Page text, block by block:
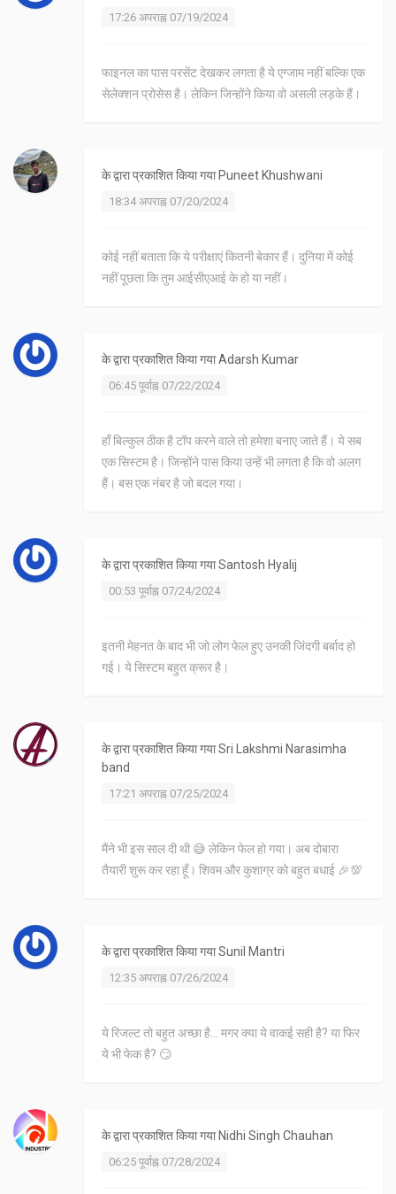
17:26 अपराह्न 07/19/2024
फाइनल का पास परसेंट देखकर लगता है ये एग्जाम नहीं बल्कि एक
सेलेक्शन प्रोसेस है। लेकिन जिन्होंने किया वो असली लड़के हैं।
के द्वारा प्रकाशित किया गया Puneet Khushwani
18:34 अपराह्न 07/20/2024
कोई नहीं बताता कि ये परीक्षाएं कितनी बेकार हैं। दुनिया में कोई
नहीं पूछता कि तुम आईसीएआई के हो या नहीं।
के द्वारा प्रकाशित किया गयाAdarsh Kumar
06:45 पूर्वाह्न 07/22/2024
हाँ बिल्कुल ठीक है टॉप करने वाले तो हमेशा बनाए जाते हैं। ये सब
एक सिस्टम है। जिन्होंने पास किया उन्हें भी लगता है कि वो अलग
हैं। बस एक नंबर है जो बदल गया।
के द्वारा प्रकाशित किया गयाSantosh Hyalij
00:53 पूर्वाह्न 07/24/2024
इतनी मेहनत के बाद भी जो लोग फेल हुए उनकी जिंदगी बर्बाद हो
गई। ये सिस्टम बहुत क्रूर है।
के द्वारा प्रकाशित किया गयाSri Lakshmi Narasimha
band
17:21 अपराह्न 07/25/2024
मैंने भी इस साल दी थी 😅 लेकिन फेल हो गया। अब दोबारा
तैयारी शुरू कर रहा हूँ। शिवम और कुशाग्र को बहुत बधाई 🎉💯
के द्वारा प्रकाशित किया गयाSunil Mantri
12:35 अपराह्न 07/26/2024
ये रिजल्ट तो बहुत अच्छा है... मगर क्या ये वाकई सही है? या फिर
ये भी फेक है? 😏
के द्वारा प्रकाशित किया गया Nidhi Singh Chauhan
06:25 पूर्वाह्न 07/28/2024